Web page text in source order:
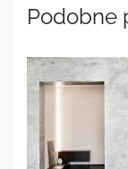
Podobne